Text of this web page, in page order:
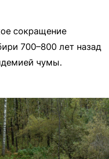
сокращение
700–800 лет назад
чумы.